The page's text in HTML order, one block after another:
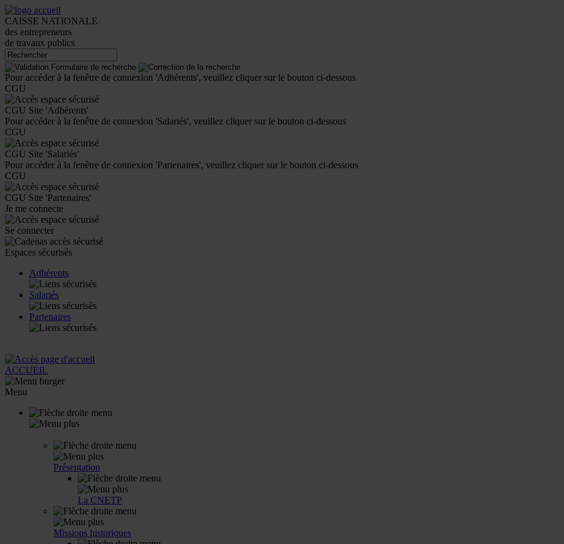
CAISSE NATIONALE
des entrepreneurs
de travaux publics
Pour accéder à la fenêtre de connexion 'Adhérents', veuillez cliquer sur le bouton ci-dessous
CGU
CGU Site 'Adhérents'
Pour accéder à la fenêtre de connexion 'Salariés', veuillez cliquer sur le bouton ci-dessous
CGU
CGU Site 'Salariés'
Pour accéder à la fenêtre de connexion 'Partenaires', veuillez cliquer sur le bouton ci-dessous
CGU
CGU Site 'Partenaires'
Je me connecte
Se connecter
Espaces sécurisés
Adhérents
Salariés
Partenaires
ACCUEIL
Menu
Présentation
La CNETP
Missions historiques